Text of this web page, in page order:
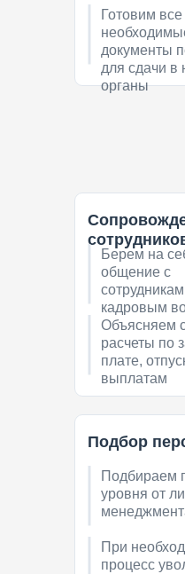
Готовим все
документы
для сдачи в
органы
Берем на
общение с
кадровым
Объясняем
расчеты по
плате,
выплатам
Формируем
отправляем
Подбор
При
процесс
Подбираем
уровня от